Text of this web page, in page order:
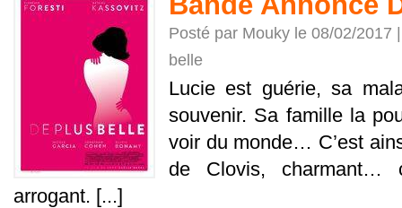
Posté par Mouky le 08/02/2017
belle
Lucie est guérie, sa
souvenir. Sa famille la
voir du monde… C’est
de Clovis, charmant…
arrogant. [...]